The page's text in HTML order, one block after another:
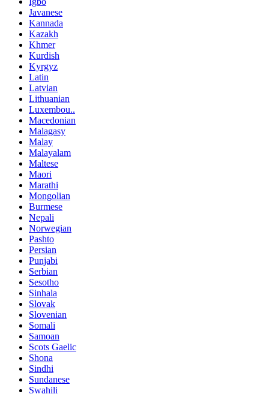
Javanese
Kannada
Kazakh
Khmer
Kurdish
Kyrgyz
Latin
Latvian
Lithuanian
Luxembou..
Macedonian
Malagasy
Malay
Malayalam
Maltese
Maori
Marathi
Mongolian
Burmese
Nepali
Norwegian
Pashto
Persian
Punjabi
Serbian
Sesotho
Sinhala
Slovak
Slovenian
Somali
Samoan
Scots Gaelic
Shona
Sindhi
Sundanese
Swahili